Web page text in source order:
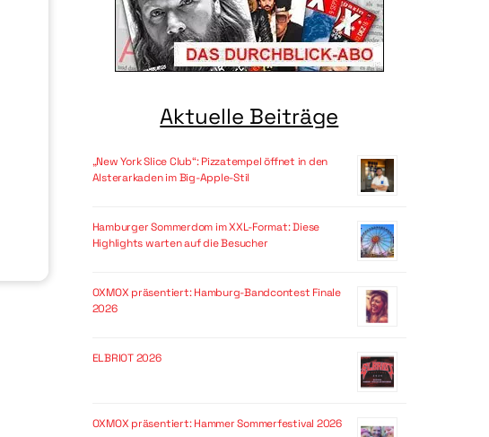
Aktuelle Beiträge
„New York Slice Club“: Pizzatempel öffnet in den
Alsterarkaden im Big-Apple-Stil
Hamburger Sommerdom im XXL-Format: Diese
Highlights warten auf die Besucher
OXMOX präsentiert: Hamburg-Bandcontest Finale
2026
ELBRIOT 2026
OXMOX präsentiert: Hammer Sommerfestival 2026